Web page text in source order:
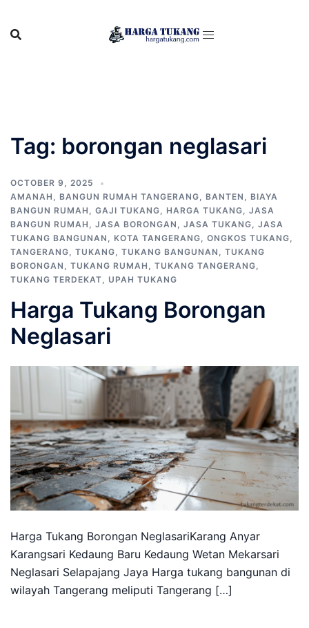
content
Tag: borongan neglasari
OCTOBER 9, 2025
AMANAH , BANGUN RUMAH TANGERANG, BANTEN , BIAYA
BANGUN RUMAH , GAJI TUKANG, HARGA TUKANG, JASA
BANGUN RUMAH , JASA BORONGAN , JASA TUKANG, JASA
TUKANG BANGUNAN , KOTA TANGERANG, ONGKOS TUKANG,
TANGERANG, TUKANG, TUKANG BANGUNAN , TUKANG
BORONGAN , TUKANG RUMAH , TUKANG TANGERANG,
TUKANG TERDEKAT, UPAH TUKANG
Harga Tukang Borongan
Neglasari
Harga Tukang Borongan NeglasariKarang Anyar
Karangsari Kedaung Baru Kedaung Wetan Mekarsari
Neglasari Selapajang Jaya Harga tukang bangunan di
wilayah Tangerang meliputi Tangerang […]